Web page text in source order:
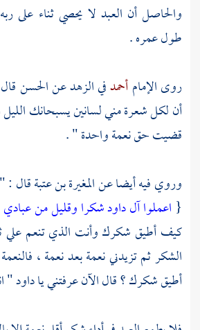
والحاصل أن العبد لا يحصي ثناء على
طول عمره .
روى الإمامأحمدفي الزهد عنالحسن
أن لكل شعرة مني لسانين يسبحانك الليل
قضيت حق نعمة واحدة " .
وروي فيه أيضا عنالمغيرة بن عتبةقال : "
{ اعملوا آل داود شكرا وقليل من
كيف أطيق شكرك وأنت الذي تنعم علي
الشكر ثم تزيدني نعمة بعد نعمة ،
أطيق شكرك ؟ قال الآن عرفتني ياداود"